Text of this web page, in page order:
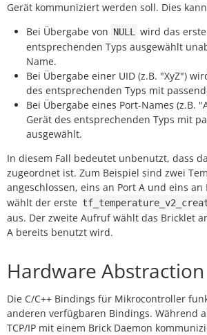
Gerät kommuniziert werden soll. Dies
Bei Übergabe von NULL
wird das
entsprechenden Typs ausgewählt
Name.
Bei Übergabe einer UID (z.B. "XyZ")
des entsprechenden Typs mit
Bei Übergabe eines Port-Names (z.B.
Gerät des entsprechenden Typs mit
ausgewählt.
In diesem Fall bedeutet unbenutzt, dass
zugeordnet ist. Zum Beispiel sind zwei
angeschlossen, eins an Port A und eins
wählt der erste
aus. Der zweite Aufruf wählt das Bricklet
A bereits benutzt wird.
Hardware
Die C/C++ Bindings für Mikrocontroller
anderen verfügbaren Bindings. Während
TCP/IP mit einem Brick Daemon